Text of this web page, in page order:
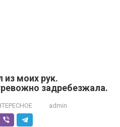
из моих рук.
задребезжала.
admin